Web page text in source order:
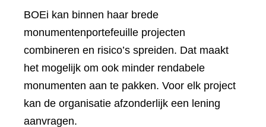
BOEi kan binnen haar brede
monumentenportefeuille projecten
combineren en risico’s spreiden. Dat maakt
het mogelijk om ook minder rendabele
monumenten aan te pakken. Voor elk project
kan de organisatie afzonderlijk een lening
aanvragen.